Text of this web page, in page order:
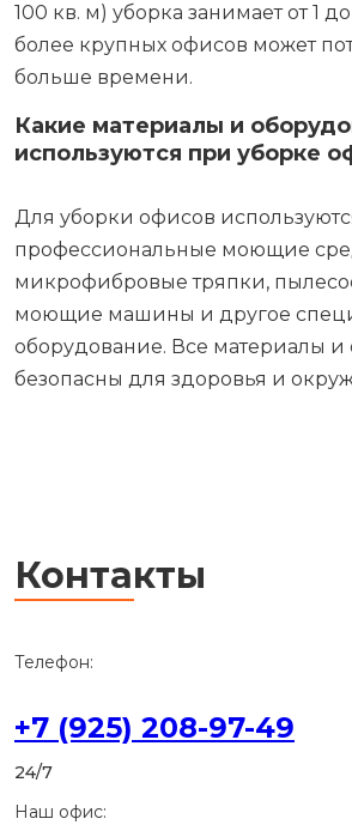
100 кв. м) уборка занимает от 1
более крупных офисов может
больше времени.
Какие материалы и
используются при уборке
Для уборки офисов
профессиональные моющие
микрофибровые тряпки,
моющие машины и другое
оборудование. Все материалы и
безопасны для здоровья и
Контакты
Телефон:
+7 (925) 208-97-49
24/7
Наш офис: